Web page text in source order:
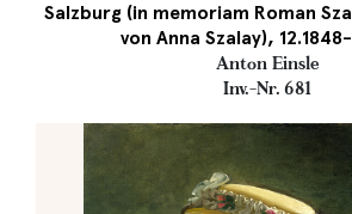
Salzburg (in memoriam Roman
von Anna Szalay),
Anton Einsle
Inv.-Nr. 681